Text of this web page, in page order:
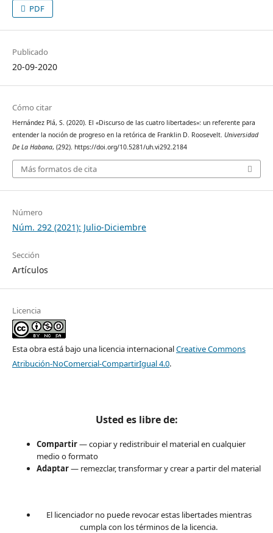
PDF
Publicado
20-09-2020
Cómo citar
Hernández Plá, S. (2020). El «Discurso de las cuatro libertades»: un referente para
entender la noción de progreso en la retórica de Franklin D. Roosevelt. Universidad
De La Habana, (292). https://doi.org/10.5281/uh.vi292.2184
Más formatos de cita
Número
Núm. 292 (2021): Julio-Diciembre
Sección
Artículos
Licencia
Esta obra está bajo una licencia internacionalCreative Commons
Atribución-NoComercial-CompartirIgual 4.0.
Usted es libre de:
Compartir— copiar y redistribuir el material en cualquier
medio o formato
Adaptar— remezclar, transformar y crear a partir del material
El licenciador no puede revocar estas libertades mientras
cumpla con los términos de la licencia.